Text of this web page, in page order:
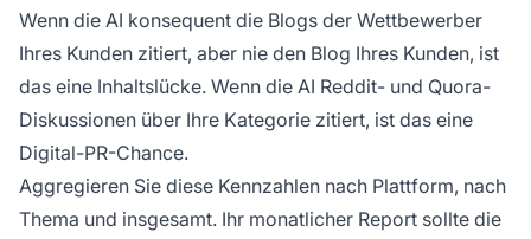
Wenn die AI konsequent die Blogs der Wettbewerber
Ihres Kunden zitiert, aber nie den Blog Ihres Kunden, ist
das eine Inhaltslücke. Wenn die AI Reddit- und Quora-
Diskussionen über Ihre Kategorie zitiert, ist das eine
Digital-PR-Chance.
Aggregieren Sie diese Kennzahlen nach Plattform, nach
Thema und insgesamt. Ihr monatlicher Report sollte die